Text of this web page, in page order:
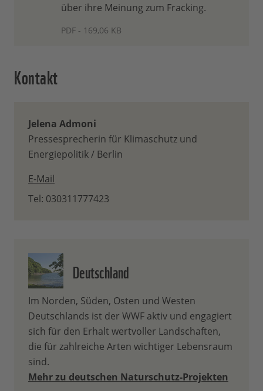
über ihre Meinung zum Fracking.
PDF - 169,06 KB
Kontakt
Jelena Admoni
Pressesprecherin für Klimaschutz und
Energiepolitik / Berlin
E-Mail
Tel: 030311777423
Deutschland
Im Norden, Süden, Osten und Westen
Deutschlands ist der WWF aktiv und engagiert
sich für den Erhalt wertvoller Landschaften,
die für zahlreiche Arten wichtiger Lebensraum
sind.
Mehr zu deutschen Naturschutz-Projekten